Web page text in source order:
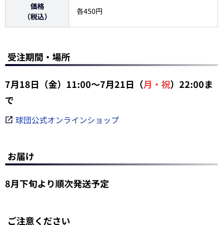
価格
（税込）
各450円
受注期間・場所
7月18日（金）11:00～7月21日（月・祝）22:00ま
で
球団公式オンラインショップ
お届け
8月下旬より順次発送予定
ご注意ください